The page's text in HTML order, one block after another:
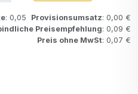
: 0,05 Provisionsumsatz: 0,00 €
Preisempfehlung: 0,09 €
Preis ohne MwSt: 0,07 €